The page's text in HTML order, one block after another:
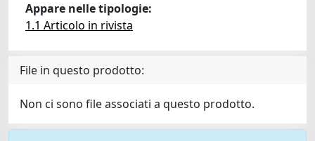
Appare nelle tipologie:
1.1 Articolo in rivista
File in questo prodotto:
Non ci sono file associati a questo prodotto.